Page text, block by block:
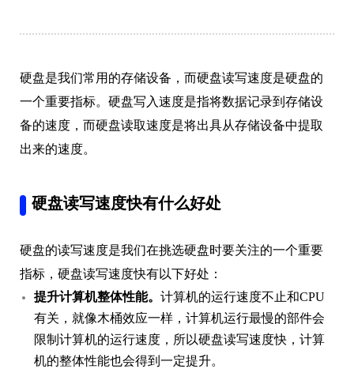
硬盘是我们常用的存储设备，而硬盘读写速度是硬盘的
一个重要指标。硬盘写入速度是指将数据记录到存储设
备的速度，而硬盘读取速度是将出具从存储设备中提取
出来的速度。
硬盘读写速度快有什么好处
硬盘的读写速度是我们在挑选硬盘时要关注的一个重要
指标，硬盘读写速度快有以下好处：
提升计算机整体性能。 计算机的运行速度不止和CPU
有关，就像木桶效应一样，计算机运行最慢的部件会
限制计算机的运行速度，所以硬盘读写速度快，计算
机的整体性能也会得到一定提升。